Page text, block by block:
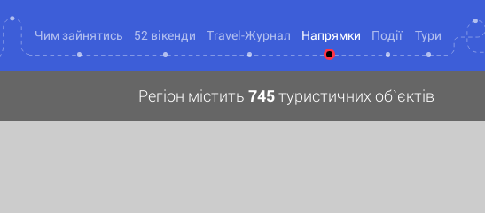
Чим зайнятись 52 вікенди Travel-Журнал Напрямки Події Тури
Регіон містить 745туристичних об`єктів